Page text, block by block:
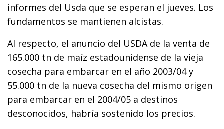
informes del Usda que se esperan el jueves. Los
fundamentos se mantienen alcistas.
Al respecto, el anuncio del USDA de la venta de
165.000 tn de maíz estadounidense de la vieja
cosecha para embarcar en el año 2003/04 y
55.000 tn de la nueva cosecha del mismo origen
para embarcar en el 2004/05 a destinos
desconocidos, habría sostenido los precios.